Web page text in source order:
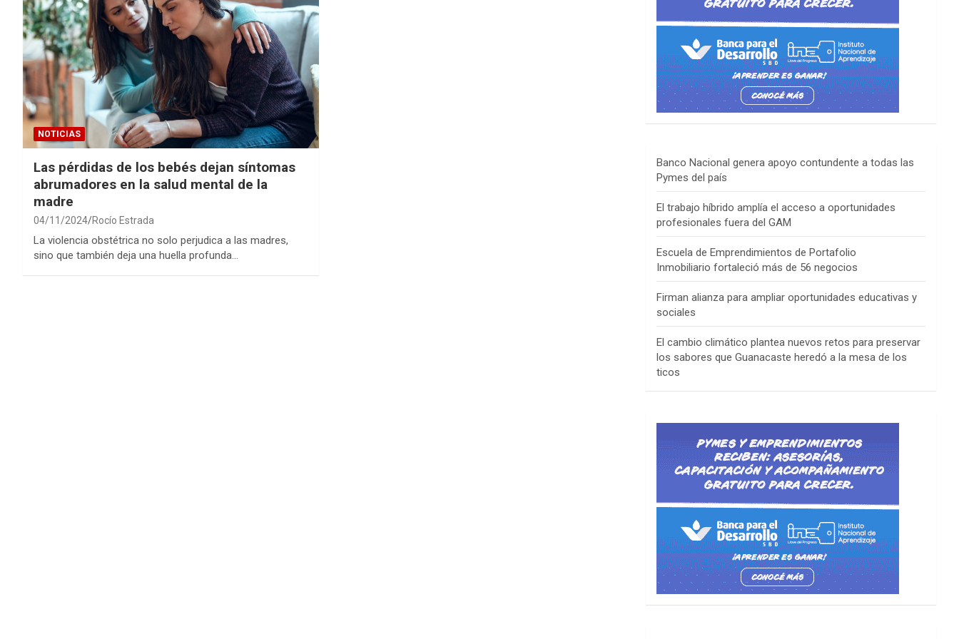
NOTICIAS
Las pérdidas de los bebés dejan síntomas
abrumadores en la salud mental de la
madre
04/11/2024 Rocío Estrada
La violencia obstétrica no solo perjudica a las madres,
sino que también deja una huella profunda…
Banco Nacional genera apoyo contundente a todas las
Pymes del país
El trabajo híbrido amplía el acceso a oportunidades
profesionales fuera del GAM
Escuela de Emprendimientos de Portafolio
Inmobiliario fortaleció más de 56 negocios
Firman alianza para ampliar oportunidades educativas y
sociales
El cambio climático plantea nuevos retos para preservar
los sabores que Guanacaste heredó a la mesa de los
ticos